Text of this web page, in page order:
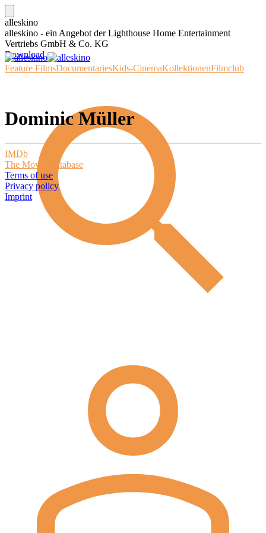
alleskino
alleskino - ein Angebot der Lighthouse Home Entertainment
Vertriebs GmbH & Co. KG
Download
Feature FilmsDocumentariesKids-CinemaKollektionenFilmclub
Dominic Müller
IMDb
The Movie Database
Terms of use
Privacy policy
Imprint